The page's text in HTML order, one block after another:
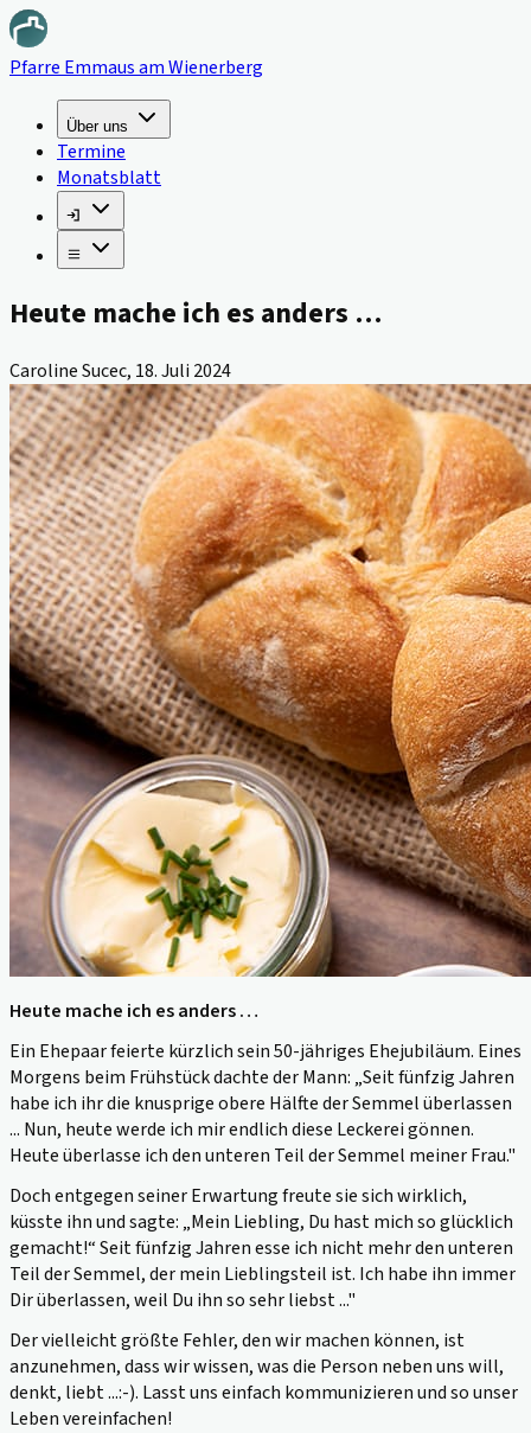
Pfarre Emmaus am Wienerberg
Über uns
Termine
Monatsblatt
Heute mache ich es anders …
Caroline Sucec, 18. Juli 2024
Heute mache ich es anders …
Ein Ehepaar feierte kürzlich sein 50-jähriges Ehejubiläum. Eines
Morgens beim Frühstück dachte der Mann: „Seit fünfzig Jahren
habe ich ihr die knusprige obere Hälfte der Semmel überlassen
... Nun, heute werde ich mir endlich diese Leckerei gönnen.
Heute überlasse ich den unteren Teil der Semmel meiner Frau."
Doch entgegen seiner Erwartung freute sie sich wirklich,
küsste ihn und sagte: „Mein Liebling, Du hast mich so glücklich
gemacht!“ Seit fünfzig Jahren esse ich nicht mehr den unteren
Teil der Semmel, der mein Lieblingsteil ist. Ich habe ihn immer
Dir überlassen, weil Du ihn so sehr liebst ..."
Der vielleicht größte Fehler, den wir machen können, ist
anzunehmen, dass wir wissen, was die Person neben uns will,
denkt, liebt ...:-). Lasst uns einfach kommunizieren und so unser
Leben vereinfachen!